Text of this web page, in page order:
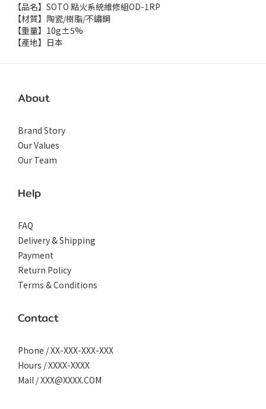
【品名】SOTO 點火系統維修組OD-1RP
【材質】陶瓷/樹脂/不鏽鋼
【重量】10g±5%
【產地】日本
About
Brand Story
Our Values
Our Team
Help
FAQ
Delivery & Shipping
Payment
Return Policy
Terms & Conditions
Contact
Phone / XX-XXX-XXX-XXX
Hours / XXXX-XXXX
Mail / XXX@XXXX.COM